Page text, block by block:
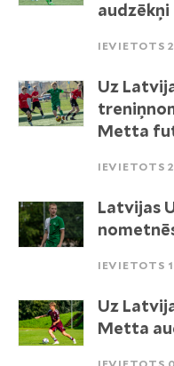
audzēkņi
IEVIETOTS
Uz
Metta
IEVIETOTS
Latvijas
IEVIETOTS
Uz
Metta